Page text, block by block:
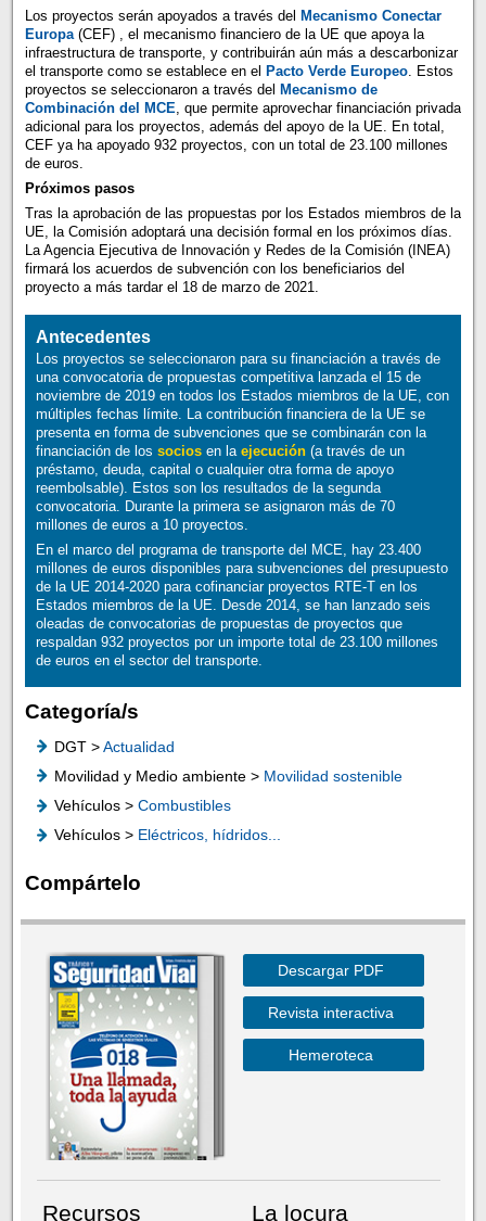
Los proyectos serán apoyados a través del Mecanismo Conectar
Europa (CEF) , el mecanismo financiero de la UE que apoya la
infraestructura de transporte, y contribuirán aún más a descarbonizar
el transporte como se establece en el Pacto Verde Europeo. Estos
proyectos se seleccionaron a través del Mecanismo de
Combinación del MCE , que permite aprovechar financiación privada
adicional para los proyectos, además del apoyo de la UE. En total,
CEF ya ha apoyado 932 proyectos, con un total de 23.100 millones
de euros.
Próximos pasos
Tras la aprobación de las propuestas por los Estados miembros de la
UE, la Comisión adoptará una decisión formal en los próximos días.
La Agencia Ejecutiva de Innovación y Redes de la Comisión (INEA)
firmará los acuerdos de subvención con los beneficiarios del
proyecto a más tardar el 18 de marzo de 2021.
Antecedentes
Los proyectos se seleccionaron para su financiación a través de
una convocatoria de propuestas competitiva lanzada el 15 de
noviembre de 2019 en todos los Estados miembros de la UE, con
múltiples fechas límite. La contribución financiera de la UE se
presenta en forma de subvenciones que se combinarán con la
financiación de los sociosen la ejecución(a través de un
préstamo, deuda, capital o cualquier otra forma de apoyo
reembolsable). Estos son los resultados de la segunda
convocatoria. Durante la primera se asignaron más de 70
millones de euros a 10 proyectos.
En el marco del programa de transporte del MCE, hay 23.400
millones de euros disponibles para subvenciones del presupuesto
de la UE 2014-2020 para cofinanciar proyectos RTE-T en los
Estados miembros de la UE. Desde 2014, se han lanzado seis
oleadas de convocatorias de propuestas de proyectos que
respaldan 932 proyectos por un importe total de 23.100 millones
de euros en el sector del transporte.
Categoría/s
DGT >Actualidad
Movilidad y Medio ambiente > Movilidad sostenible
Vehículos > Combustibles
Vehículos > Eléctricos, hídridos...
Compártelo
Descargar PDF
Revista interactiva
Hemeroteca
Recursos La locura